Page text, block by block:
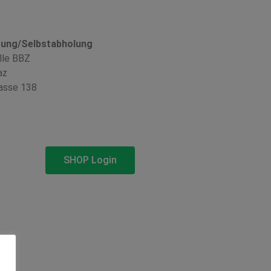
Selbstabholung
BBZ
138
SHOP Login